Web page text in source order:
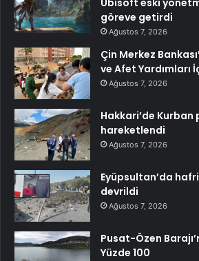
göreve getirdi
Ağustos 7, 2026
Çin Merkez
ve Afet Yardımları
Ağustos 7, 2026
Hakkari’de Kurban
hareketlendi
Ağustos 7, 2026
Eyüpsultan’da
devrildi
Ağustos 7, 2026
Pusat-Özen
Yüzde 100